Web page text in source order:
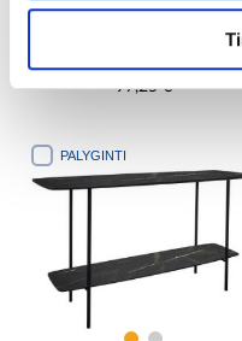
Knygų spinta Vertigo
97,25 €
PALYGINTI